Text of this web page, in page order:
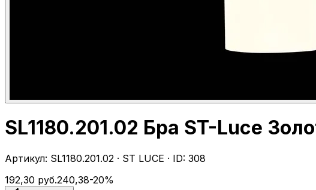
SL1180.201.02 Бра ST-Luce
Артикул: SL1180.201.02 · ST LUCE · ID: 308
192,30 руб.240,38-20%